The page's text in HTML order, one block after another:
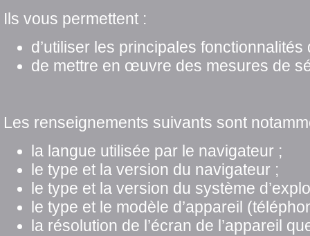
Ils vous permettent :
d’utiliser les principales
de mettre en œuvre des mesures de
Les renseignements suivants sont
la langue utilisée par le navigateur ;
le type et la version du navigateur ;
le type et la version du système
le type et le modèle d’appareil
la résolution de l’écran de l’appareil